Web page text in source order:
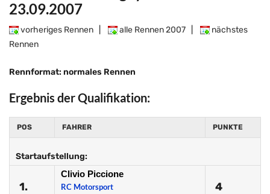
23.09.2007
vorheriges Rennen alle Rennen 2007
nächstes
Rennen
Rennformat: normales Rennen
Ergebnis der Qualifikation:
POS FAHRER PUNKTE
Startaufstellung:
1.
Clivio Piccione
RC Motorsport
4